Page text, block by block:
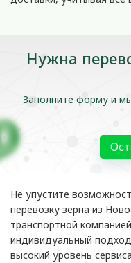
Нужна
Заполните форму и
Не упустите
перевозку зерна из
транспортной
индивидуальный
высокий уровень